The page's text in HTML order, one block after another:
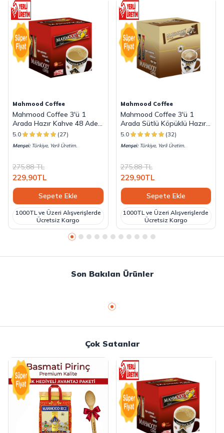
Mahmood Coffee
Mahmood Coffee 3'ü 1
Arada Hazır Kahve 48 Adet
x 18 G
5.0 (27)
Menşei:Türkiye, Yerli Üretim.
275,88TL
229,90TL
Sepete Ekle
1000TL ve Üzeri Alışverişlerde
Ücretsiz Kargo
Mahmood Coffee
Mahmood Coffee 3'ü 1
Arada Sütlü Köpüklü Hazır
Kahve 48 Adet x 17,4 G
5.0 (32)
Menşei:Türkiye, Yerli Üretim.
275,88TL
229,90TL
Sepete Ekle
1000TL ve Üzeri Alışverişlerde
Ücretsiz Kargo
Son Bakılan Ürünler
Çok Satanlar